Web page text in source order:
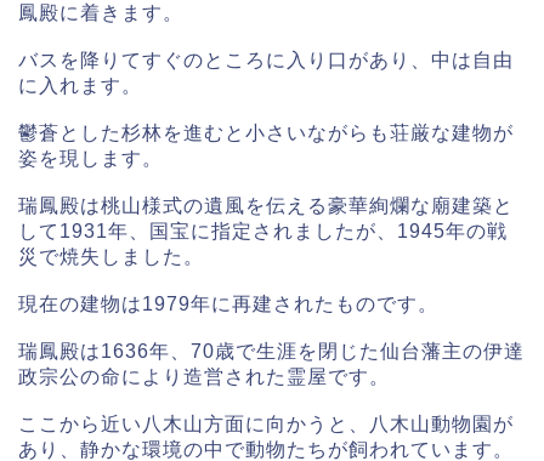
鳳殿に着きます。
バスを降りてすぐのところに入り口があり、中は自由
に入れます。
鬱蒼とした杉林を進むと小さいながらも荘厳な建物が
姿を現します。
瑞鳳殿は桃山様式の遺風を伝える豪華絢爛な廟建築と
して1931年、国宝に指定されましたが、1945年の戦
災で焼失しました。
現在の建物は1979年に再建されたものです。
瑞鳳殿は1636年、70歳で生涯を閉じた仙台藩主の伊達
政宗公の命により造営された霊屋です。
ここから近い八木山方面に向かうと、八木山動物園が
あり、静かな環境の中で動物たちが飼われています。